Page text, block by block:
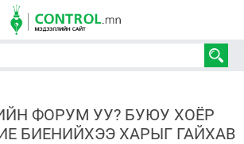
ФОРУМ УУ? БУЮУ ХОЁР
БИЕНИЙХЭЭ ХАРЫГ ГАЙХАВ